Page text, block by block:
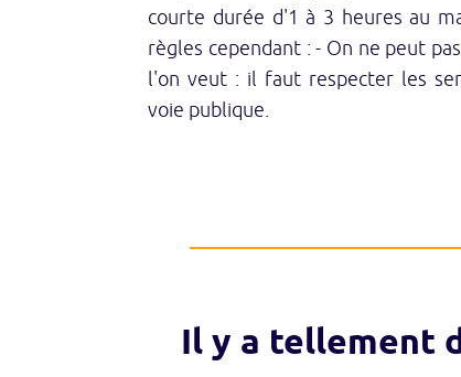
courte durée d'1 à 3 heures au
règles cependant : - On ne peut
l'on veut : il faut respecter les
voie publique.
Il y a tellement